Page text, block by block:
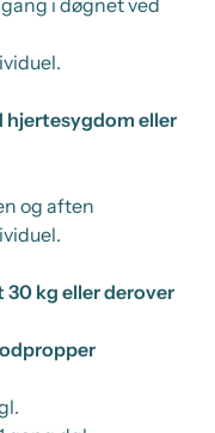
i døgnet ved
hjertesygdom eller
og aften
30 kg eller derover